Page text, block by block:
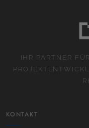
IHR PARTNER
KONTAKT